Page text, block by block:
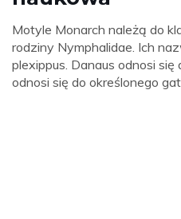
Motyle Monarch należą do
rodziny Nymphalidae. Ich
plexippus. Danaus odnosi
odnosi się do określonego